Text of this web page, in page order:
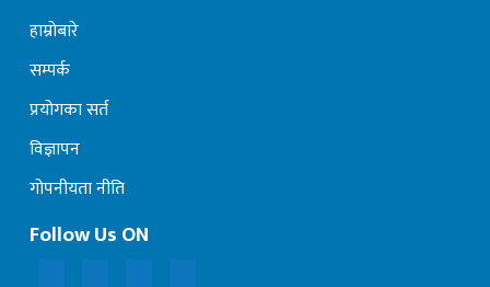
हाम्रोबारे
सम्पर्क
प्रयोगका सर्त
विज्ञापन
गोपनीयता नीति
Follow Us ON